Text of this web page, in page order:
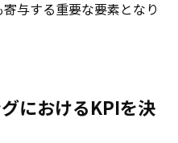
与する重要な要素となり
におけるKPIを決